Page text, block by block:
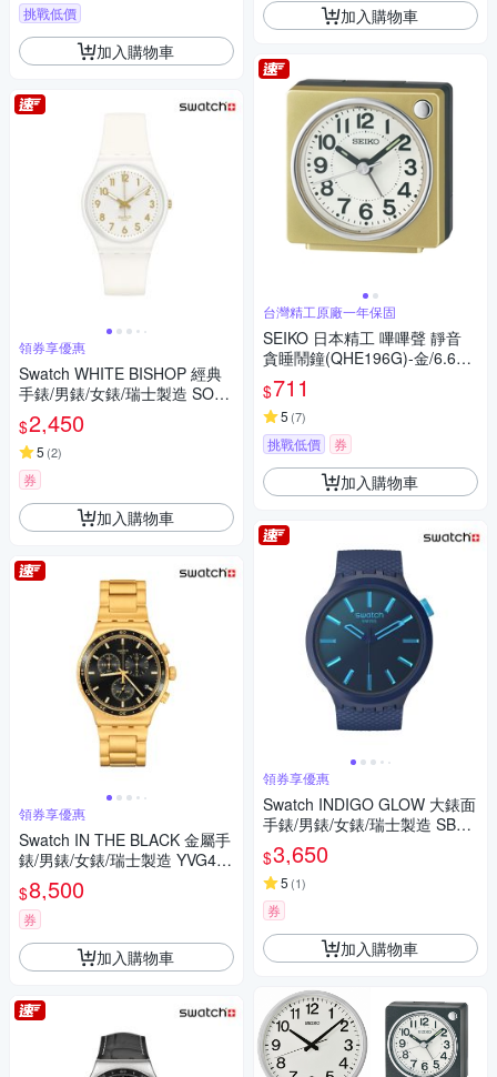
挑戰低價
加入購物車
領券享優惠
Swatch WHITE BISHOP 經典
手錶/男錶/女錶/瑞士製造 SO28
W106-S14 (34mm)
$2,450
5 (2)
券
加入購物車
領券享優惠
Swatch IN THE BLACK 金屬手
錶/男錶/女錶/瑞士製造 YVG418
G (43mm)
$8,500
券
加入購物車
加入購物車
台灣精工原廠一年保固
SEIKO 日本精工 嗶嗶聲 靜音
貪睡鬧鐘(QHE196G)-金/6.6X
6.6cm
$711
5 (7)
挑戰低價 券
加入購物車
領券享優惠
Swatch INDIGO GLOW 大錶面
手錶/男錶/女錶/瑞士製造 SB05
N113 (47mm)
$3,650
5 (1)
券
加入購物車